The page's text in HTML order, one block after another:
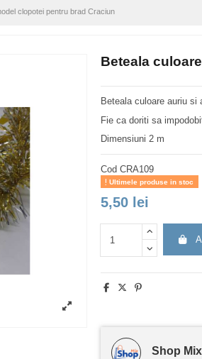
clopotei pentru brad Craciun
Beteala
Beteala culoare auriu si
Fie ca doriti sa
Dimensiuni 2 m
Cod CRA109
Ultimele produse in stoc
5,50 lei
Shop Mix